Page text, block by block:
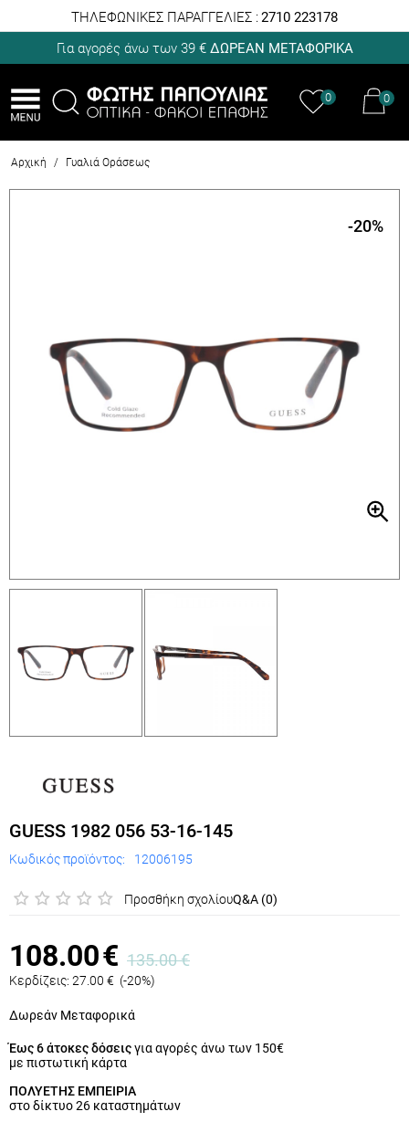
ΤΗΛΕΦΩΝΙΚΕΣ ΠΑΡΑΓΓΕΛΙΕΣ : 2710 223178
Για αγορές άνω των 39 € ΔΩΡΕΑΝ ΜΕΤΑΦΟΡΙΚΑ
0 0
Αρχική / Γυαλιά Οράσεως
-20%
GUESS 1982 056 53-16-145
Κωδικός προϊόντος: 12006195
Προσθήκη σχολίουQ&A (0)
108.00€ 135.00€
Κερδίζεις: 27.00 € (-20%)
Δωρεάν Μεταφορικά
Έως 6 άτοκες δόσειςγια αγορές άνω των 150€
με πιστωτική κάρτα
ΠΟΛΥΕΤΗΣ ΕΜΠΕΙΡΙΑ
στο δίκτυο 26 καταστημάτων